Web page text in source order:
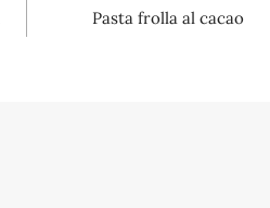
Pasta frolla al cacao